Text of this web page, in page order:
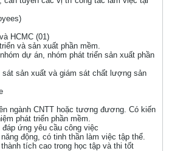
HCMC (01)
và sản xuất phần mềm.
dự án, nhóm phát triển sản xuất phần
sản xuất và giám sát chất lượng sản
ngành CNTT hoặc tương đương. Có kiến
phát triển phần mềm.
ứng yêu cầu công việc
động, có tinh thần làm việc tập thể.
tích cao trong học tập và thi tốt